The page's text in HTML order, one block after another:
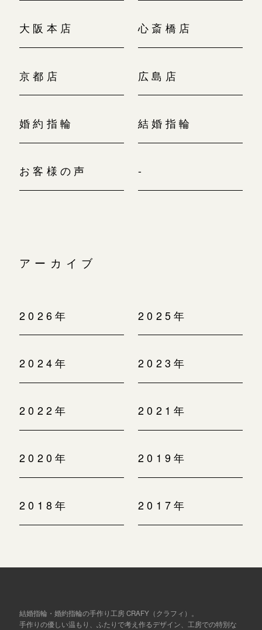
大阪本店 心斎橋店
京都店 広島店
婚約指輪 結婚指輪
お客様の声 -
アーカイブ
2026年 2025年
2024年 2023年
2022年 2021年
2020年 2019年
2018年 2017年
結婚指輪・婚約指輪の手作り工房 CRAFY（クラフィ）。
手作りの優しい温もり、ふたりで考え作るデザイン、工房での特別な